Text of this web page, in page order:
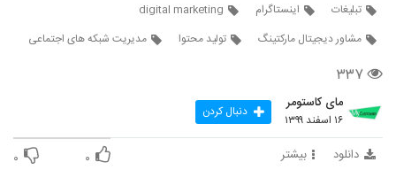
تبلیغات
اینستاگرام
digital marketing
مشاور دیجیتال مارکتینگ
تولید محتوا مدیریت شبکه های اجتماعی
۳۳۷
مای کاستومر
۱۶ اسفند ۱۳۹۹ دنبال کردن
دانلود بیشتر ۰ ۰